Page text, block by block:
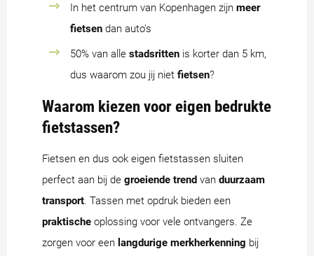
In het centrum van Kopenhagen zijn meer
fietsen dan auto's
50% van alle stadsritten is korter dan 5 km,
dus waarom zou jij niet fietsen?
Waarom kiezen voor eigen bedrukte
fietstassen?
Fietsen en dus ook eigen fietstassen sluiten
perfect aan bij de groeiende trend van duurzaam
transport . Tassen met opdruk bieden een
praktische oplossing voor vele ontvangers. Ze
zorgen voor een langdurige merkherkenning bij